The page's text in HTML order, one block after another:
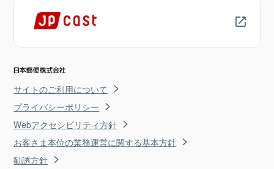
サイトのご利用について
プライバシーポリシー
Webアクセシビリティ方針
お客さま本位の業務運営に関する基本方針
勧誘方針